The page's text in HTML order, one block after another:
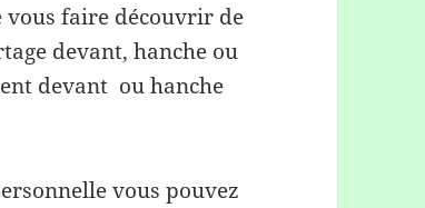
vous faire découvrir de
devant, hanche ou
devant ou hanche
vous pouvez